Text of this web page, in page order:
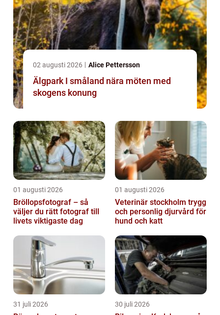
02 augusti 2026 Alice Pettersson
Älgpark I småland nära möten med
skogens konung
01 augusti 2026
Bröllopsfotograf – så
väljer du rätt fotograf till
livets viktigaste dag
01 augusti 2026
Veterinär stockholm trygg
och personlig djurvård för
hund och katt
31 juli 2026 30 juli 2026